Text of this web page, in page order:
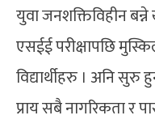
युवा जनशक्तिविहीन
एसईई परीक्षापछि
विद्यार्थीहरु । अनि सुरु
प्राय सबै नागरिकता र